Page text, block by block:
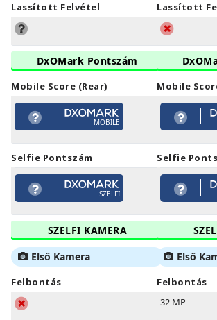
Lassított Felvétel
DxOMark Pontszám
Mobile Score (Rear)
MOBILE
Selfie Pontszám
SZELFI
SZELFI KAMERA
Első Kamera
Felbontás
Lassított
Mobile
Selfie
Első
Felbontás
32 MP